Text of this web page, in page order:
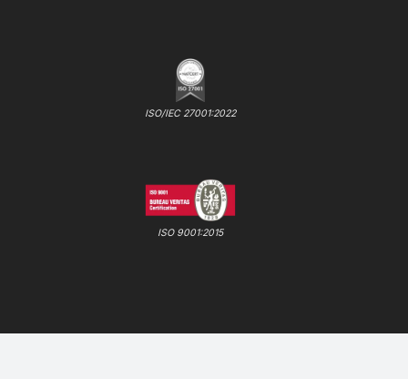
ISO/IEC 27001:2022
ISO 9001:2015